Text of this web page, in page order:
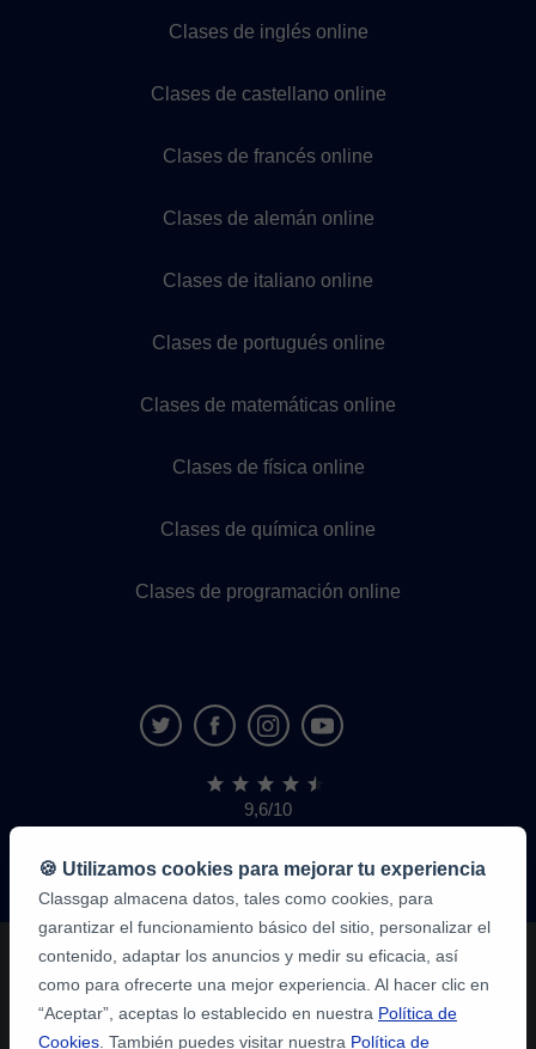
Clases de inglés online
Clases de castellano online
Clases de francés online
Clases de alemán online
Clases de italiano online
Clases de portugués online
Clases de matemáticas online
Clases de física online
Clases de química online
Clases de programación online
9,6/10
1.339.284
de
alumnos
🍪 Utilizamos cookies para mejorar tu experiencia
Classgap almacena datos, tales como cookies, para
garantizar el funcionamiento básico del sitio, personalizar el
contenido, adaptar los anuncios y medir su eficacia, así
como para ofrecerte una mejor experiencia. Al hacer clic en
“Aceptar”, aceptas lo establecido en nuestra Política de
Cookies . También puedes visitar nuestra Política de